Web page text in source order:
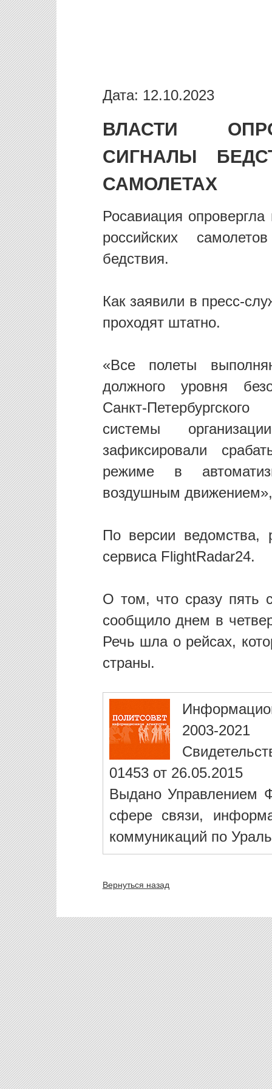
Дата: 12.10.2023
ВЛАСТИ
СИГНАЛЫ
САМОЛЕТАХ
Росавиация
российских
бедствия.
Как заявили в пресс-
проходят штатно.
«Все полеты
должного уровня
Санкт-
системы
зафиксировали
режиме в
воздушным
По версии
сервиса FlightRadar24.
О том, что сразу пять
сообщило днем в
Речь шла о рейсах,
страны.
2003-2021
01453 от 26.05.2015
Выдано Управлением
сфере связи,
коммуникаций по
Вернуться назад